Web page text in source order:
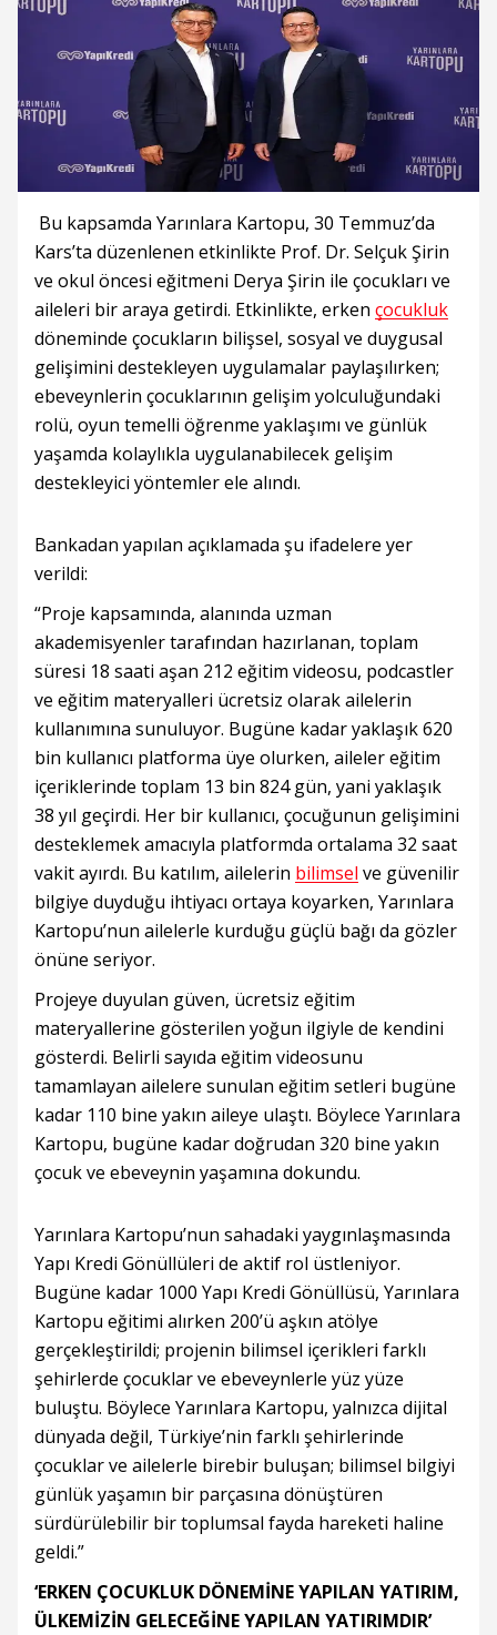
Bu kapsamda Yarınlara Kartopu, 30 Temmuz’da
Kars’ta düzenlenen etkinlikte Prof. Dr. Selçuk Şirin
ve okul öncesi eğitmeni Derya Şirin ile çocukları ve
aileleri bir araya getirdi. Etkinlikte, erken çocukluk
döneminde çocukların bilişsel, sosyal ve duygusal
gelişimini destekleyen uygulamalar paylaşılırken;
ebeveynlerin çocuklarının gelişim yolculuğundaki
rolü, oyun temelli öğrenme yaklaşımı ve günlük
yaşamda kolaylıkla uygulanabilecek gelişim
destekleyici yöntemler ele alındı.
Bankadan yapılan açıklamada şu ifadelere yer
verildi:
“Proje kapsamında, alanında uzman
akademisyenler tarafından hazırlanan, toplam
süresi 18 saati aşan 212 eğitim videosu, podcastler
ve eğitim materyalleri ücretsiz olarak ailelerin
kullanımına sunuluyor. Bugüne kadar yaklaşık 620
bin kullanıcı platforma üye olurken, aileler eğitim
içeriklerinde toplam 13 bin 824 gün, yani yaklaşık
38 yıl geçirdi. Her bir kullanıcı, çocuğunun gelişimini
desteklemek amacıyla platformda ortalama 32 saat
vakit ayırdı. Bu katılım, ailelerin bilimsel ve güvenilir
bilgiye duyduğu ihtiyacı ortaya koyarken, Yarınlara
Kartopu’nun ailelerle kurduğu güçlü bağı da gözler
önüne seriyor.
Projeye duyulan güven, ücretsiz eğitim
materyallerine gösterilen yoğun ilgiyle de kendini
gösterdi. Belirli sayıda eğitim videosunu
tamamlayan ailelere sunulan eğitim setleri bugüne
kadar 110 bine yakın aileye ulaştı. Böylece Yarınlara
Kartopu, bugüne kadar doğrudan 320 bine yakın
çocuk ve ebeveynin yaşamına dokundu.
Yarınlara Kartopu’nun sahadaki yaygınlaşmasında
Yapı Kredi Gönüllüleri de aktif rol üstleniyor.
Bugüne kadar 1000 Yapı Kredi Gönüllüsü, Yarınlara
Kartopu eğitimi alırken 200’ü aşkın atölye
gerçekleştirildi; projenin bilimsel içerikleri farklı
şehirlerde çocuklar ve ebeveynlerle yüz yüze
buluştu. Böylece Yarınlara Kartopu, yalnızca dijital
dünyada değil, Türkiye’nin farklı şehirlerinde
çocuklar ve ailelerle birebir buluşan; bilimsel bilgiyi
günlük yaşamın bir parçasına dönüştüren
sürdürülebilir bir toplumsal fayda hareketi haline
geldi.”
‘ERKEN ÇOCUKLUK DÖNEMİNE YAPILAN YATIRIM,
ÜLKEMİZİN GELECEĞİNE YAPILAN YATIRIMDIR’